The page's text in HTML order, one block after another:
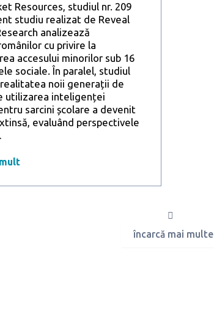
Resources, studiul nr. 209
studiu realizat de Reveal
analizează
cu privire la
accesului minorilor sub 16
sociale. În paralel, studiul
noii generații de
utilizarea inteligenței
sarcini școlare a devenit
evaluând perspectivele
10
cred
încarcă mai multe